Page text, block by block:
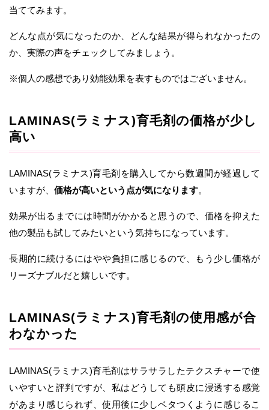
当ててみます。
どんな点が気になったのか、どんな結果が得られなかったの
か、実際の声をチェックしてみましょう。
※個人の感想であり効能効果を表すものではございません。
LAMINAS(ラミナス)育毛剤の価格が少し
高い
LAMINAS(ラミナス)育毛剤を購入してから数週間が経過して
いますが、 価格が高いという点が気になります。
効果が出るまでには時間がかかると思うので、価格を抑えた
他の製品も試してみたいという気持ちになっています。
長期的に続けるにはやや負担に感じるので、もう少し価格が
リーズナブルだと嬉しいです。
LAMINAS(ラミナス)育毛剤の使用感が合
わなかった
LAMINAS(ラミナス)育毛剤はサラサラしたテクスチャーで使
いやすいと評判ですが、私はどうしても頭皮に浸透する感覚
があまり感じられず、使用後に少しベタつくように感じるこ